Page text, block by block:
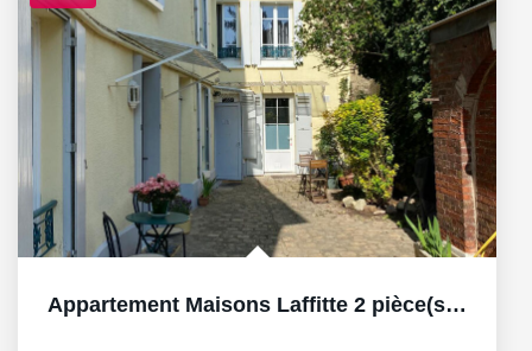
Appartement Maisons Laffitte 2 pièce(s) 33.70 m2